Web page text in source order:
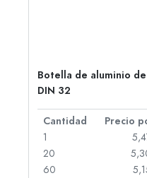
Botella de aluminio
DIN 32
Cantidad
1
20
60